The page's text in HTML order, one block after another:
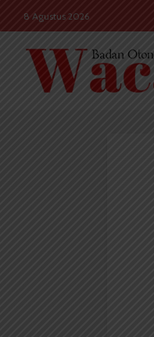
8 Agustus 2026